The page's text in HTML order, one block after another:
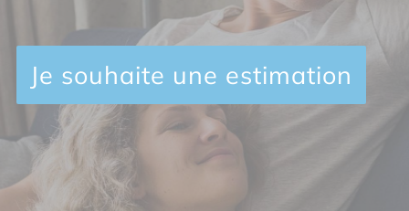
Je souhaite une estimation